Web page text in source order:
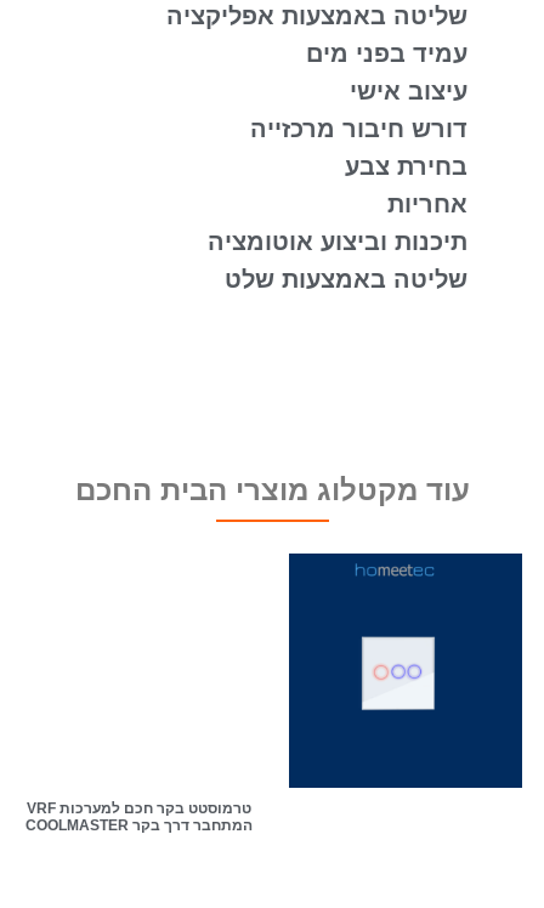
שליטה באמצעות אפליקציה
עמיד בפני מים
עיצוב אישי
דורש חיבור מרכזייה
בחירת צבע
אחריות
תיכנות וביצוע אוטומציה
שליטה באמצעות שלט
עוד מקטלוג מוצרי הבית החכם
טרמוסטט בקר חכם למערכות VRF
המתחבר דרך בקר COOLMASTER